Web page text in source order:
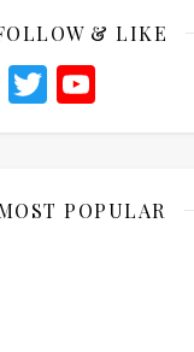
& LIKE
Pinterest
Twitter
POPULAR